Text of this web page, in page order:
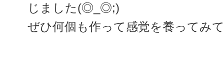
じました(◎_◎;)
ぜひ何個も作って感覚を養ってみ